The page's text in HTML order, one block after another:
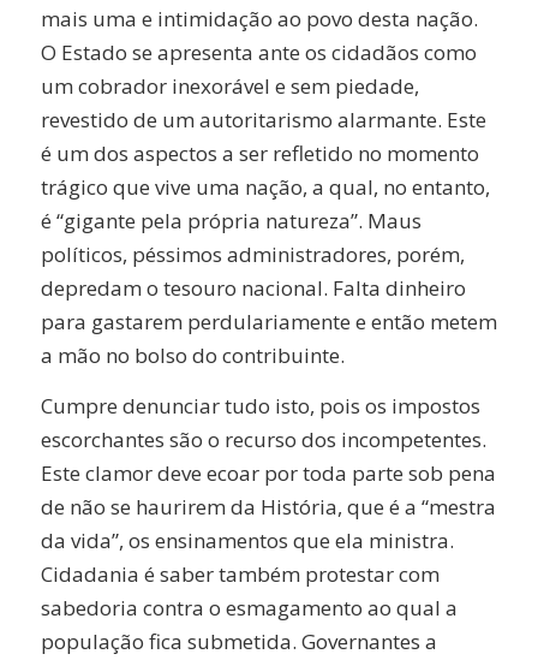
mais uma e intimidação ao povo desta nação.
O Estado se apresenta ante os cidadãos como
um cobrador inexorável e sem piedade,
revestido de um autoritarismo alarmante. Este
é um dos aspectos a ser refletido no momento
trágico que vive uma nação, a qual, no entanto,
é “gigante pela própria natureza”. Maus
políticos, péssimos administradores, porém,
depredam o tesouro nacional. Falta dinheiro
para gastarem perdulariamente e então metem
a mão no bolso do contribuinte.
Cumpre denunciar tudo isto, pois os impostos
escorchantes são o recurso dos incompetentes.
Este clamor deve ecoar por toda parte sob pena
de não se haurirem da História, que é a “mestra
da vida”, os ensinamentos que ela ministra.
Cidadania é saber também protestar com
sabedoria contra o esmagamento ao qual a
população fica submetida. Governantes a